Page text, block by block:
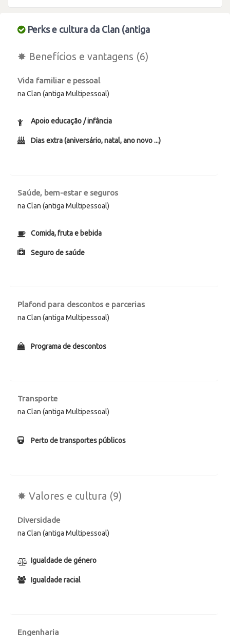
Perks e cultura da Clan (antiga
✸ Benefícios e vantagens (6)
Vida familiar e pessoal
na Clan (antiga Multipessoal)
Apoio educação / infância
Dias extra (aniversário, natal, ano novo ...)
Saúde, bem-estar e seguros
na Clan (antiga Multipessoal)
Comida, fruta e bebida
Seguro de saúde
Plafond para descontos e parcerias
na Clan (antiga Multipessoal)
Programa de descontos
Transporte
na Clan (antiga Multipessoal)
Perto de transportes públicos
✸ Valores e cultura (9)
Diversidade
na Clan (antiga Multipessoal)
Igualdade de género
Igualdade racial
Engenharia